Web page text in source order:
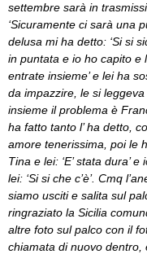
settembre sarà in
‘Sicuramente ci sarà una
delusa mi ha detto: ‘Si si
in puntata e io ho capito e
entrate insieme’ e lei ha
da impazzire, le si
insieme il problema è
ha fatto tanto l’ ha detto,
amore tenerissima, poi le
Tina e lei: ‘E’ stata dura’ e
lei: ‘Si si che c’è’. Cmq
siamo usciti e salita sul
ringraziato la Sicilia
altre foto sul palco con il
chiamata di nuovo dentro,